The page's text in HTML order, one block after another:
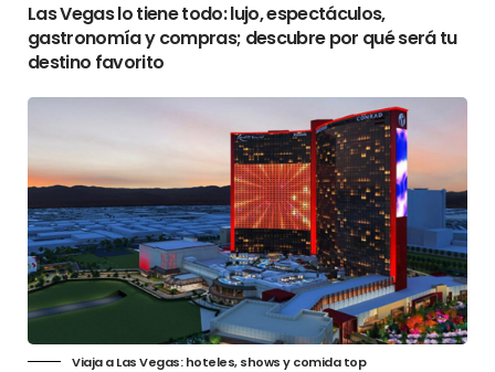
Las Vegas lo tiene todo: lujo, espectáculos,
gastronomía y compras; descubre por qué será tu
destino favorito
Viaja a Las Vegas: hoteles, shows y comida top